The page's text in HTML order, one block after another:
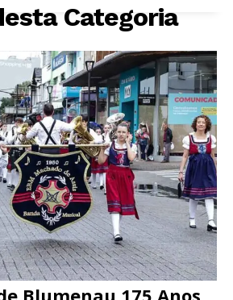
Categoria